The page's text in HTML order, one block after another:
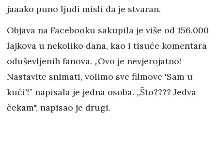
jaaako puno ljudi misli da je stvaran.
Objava na Facebooku sakupila je više od 156.000
lajkova u nekoliko dana, kao i tisuće komentara
oduševljenih fanova. „Ovo je nevjerojatno!
Nastavite snimati, volimo sve filmove 'Sam u
kući'!” napisala je jedna osoba. „Što???? Jedva
čekam", napisao je drugi.